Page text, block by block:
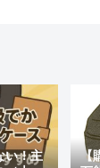
い！主
【